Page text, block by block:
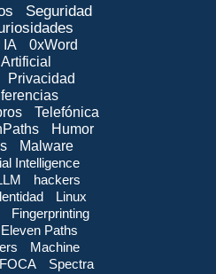
Seguridad
IA
0xWord
Privacidad
Telefónica
Humor
Malware
Intelligence
hackers
Linux
Fingerprinting
Eleven Paths
Machine
FOCA
Spectra